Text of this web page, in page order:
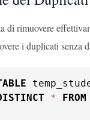
di rimuovere
i duplicati senza
* FROM